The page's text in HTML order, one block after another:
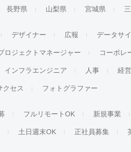
長野県 山梨県 宮城県
デザイナー 広報 データサ
ロジェクトマネージャー コーポレ
インフラエンジニア 人事 経
クセス フォトグラファー
フルリモートOK 新規事業
土日週末OK 正社員募集